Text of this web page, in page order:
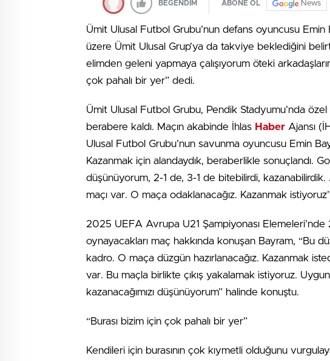
BEĞENDİM ABONE OL News
Ümit Ulusal Futbol Grubu’nun defans oyuncusu
üzere Ümit Ulusal Grup’ya da takviye beklediğini
elimden geleni yapmaya çalışıyorum öteki
çok pahalı bir yer” dedi.
Ümit Ulusal Futbol Grubu, Pendik Stadyumu’nda özel
berabere kaldı. Maçın akabinde İhlas Haber Ajansı
Ulusal Futbol Grubu’nun savunma oyuncusu Emin
Kazanmak için alandaydık, beraberlikle sonuçlandı.
düşünüyorum, 2-1 de, 3-1 de bitebilirdi,
maçı var. O maça odaklanacağız. Kazanmak
2025 UEFA Avrupa U21 Şampiyonası Elemeleri’nde
oynayacakları maç hakkında konuşan Bayram, “Bu
kadro. O maça düzgün hazırlanacağız. Kazanmak
var. Bu maçla birlikte çıkış yakalamak istiyoruz.
kazanacağımızı düşünüyorum” halinde konuştu.
“Burası bizim için çok pahalı bir yer”
Kendileri için burasının çok kıymetli olduğunu